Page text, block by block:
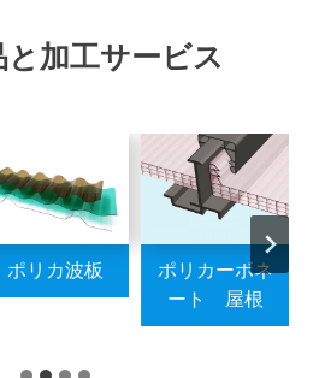
と加工サービス
ポリカ波板
ポリカーボネ
ート 屋根